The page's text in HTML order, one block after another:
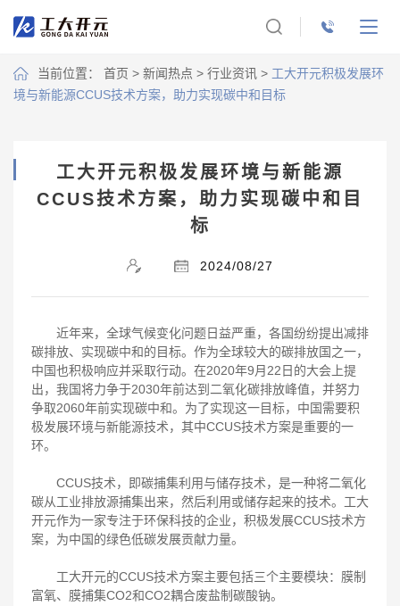
当前位置： 首页 > 新闻热点 > 行业资讯 > 工大开元积极发展环
境与新能源CCUS技术方案，助力实现碳中和目标
工大开元积极发展环境与新能源
CCUS技术方案，助力实现碳中和目
标
2024/08/27
近年来，全球气候变化问题日益严重，各国纷纷提出减排
碳排放、实现碳中和的目标。作为全球较大的碳排放国之一，
中国也积极响应并采取行动。在2020年9月22日的大会上提
出，我国将力争于2030年前达到二氧化碳排放峰值，并努力
争取2060年前实现碳中和。为了实现这一目标，中国需要积
极发展环境与新能源技术，其中CCUS技术方案是重要的一
环。
CCUS技术，即碳捕集利用与储存技术，是一种将二氧化
碳从工业排放源捕集出来，然后利用或储存起来的技术。工大
开元作为一家专注于环保科技的企业，积极发展CCUS技术方
案，为中国的绿色低碳发展贡献力量。
工大开元的CCUS技术方案主要包括三个主要模块：膜制
富氧、膜捕集CO2和CO2耦合废盐制碳酸钠。